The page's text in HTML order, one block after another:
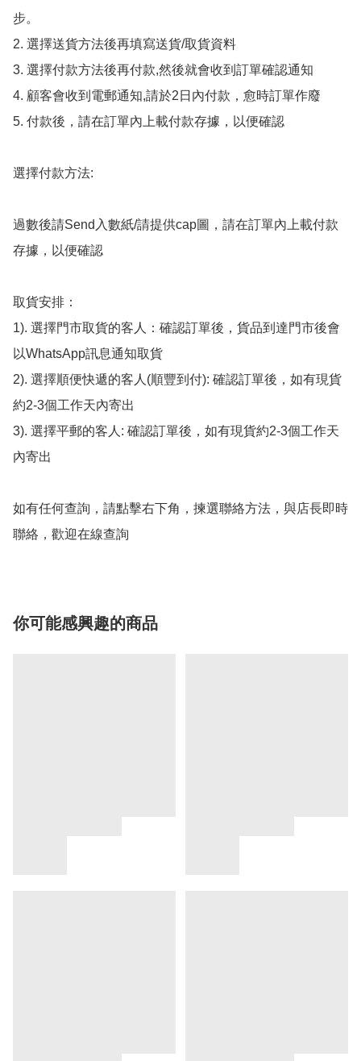
步。
2. 選擇送貨方法後再填寫送貨/取貨資料
3. 選擇付款方法後再付款,然後就會收到訂單確認通知
4. 顧客會收到電郵通知,請於2日內付款，愈時訂單作廢
5. 付款後，請在訂單內上載付款存據，以便確認
選擇付款方法:
過數後請Send入數紙/請提供cap圖，請在訂單內上載付款
存據，以便確認
取貨安排：
1). 選擇門市取貨的客人：確認訂單後，貨品到達門市後會
以WhatsApp訊息通知取貨
2). 選擇順便快遞的客人(順豐到付): 確認訂單後，如有現貨
約2-3個工作天內寄出
3). 選擇平郵的客人: 確認訂單後，如有現貨約2-3個工作天
內寄出
如有任何查詢，請點擊右下角，揀選聯絡方法，與店長即時
聯絡，歡迎在線查詢
你可能感興趣的商品